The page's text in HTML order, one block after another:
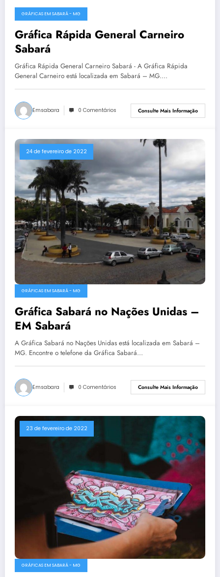
GRÁFICAS EM SABARÁ - MG
Gráfica Rápida General Carneiro
Sabará
Gráfica Rápida General Carneiro Sabará - A Gráfica Rápida
General Carneiro está localizada em Sabará – MG.…
Emsabara 0 Comentários Consulte Mais Informação
24 de fevereiro de 2022
GRÁFICAS EM SABARÁ - MG
Gráfica Sabará no Nações Unidas –
EM Sabará
A Gráfica Sabará no Nações Unidas está localizada em Sabará –
MG. Encontre o telefone da Gráfica Sabará…
Emsabara 0 Comentários Consulte Mais Informação
23 de fevereiro de 2022
GRÁFICAS EM SABARÁ - MG